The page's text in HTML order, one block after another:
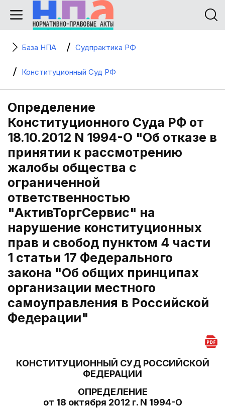
База НПА Судпрактика РФ
Конституционный Суд РФ
Определение
Конституционного Суда РФ от
18.10.2012 N 1994-О "Об отказе в
принятии к рассмотрению
жалобы общества с
ограниченной
ответственностью
"АктивТоргСервис" на
нарушение конституционных
прав и свобод пунктом 4 части
1 статьи 17 Федерального
закона "Об общих принципах
организации местного
самоуправления в Российской
Федерации"
КОНСТИТУЦИОННЫЙ СУД РОССИЙСКОЙ
ФЕДЕРАЦИИ
ОПРЕДЕЛЕНИЕ
от 18 октября 2012 г. N 1994-О